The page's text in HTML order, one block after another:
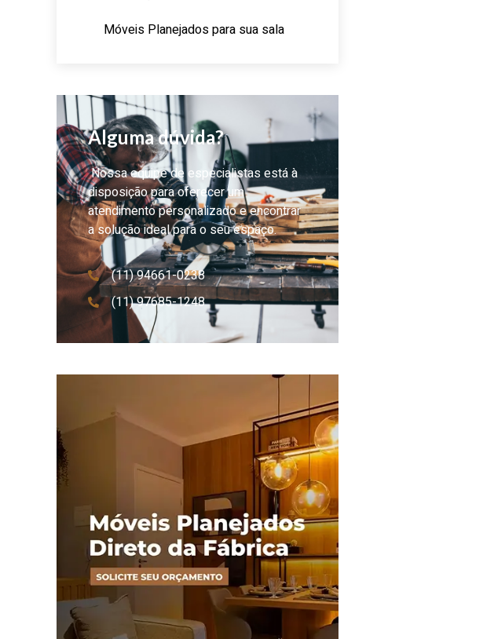
Móveis Planejados para sua sala
Alguma dúvida?
Nossa equipe de especialistas está à
disposição para oferecer um
atendimento personalizado e encontrar
a solução ideal para o seu espaço.
(11) 94661-0238
(11) 97685-1248